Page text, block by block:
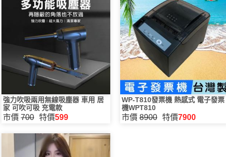
強力吹吸兩用無線吸塵器 車用 居
家 可吹可吸 充電款
市價 700 特價599
WP-T810發票機 熱感式 電子發票
機WPT810
市價 8900 特價7900